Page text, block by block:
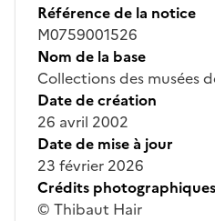
Référence de la notice
M0759001526
Nom de la base
Collections des musées
Date de création
26 avril 2002
Date de mise à jour
23 février 2026
Crédits photographiques
© Thibaut Hair